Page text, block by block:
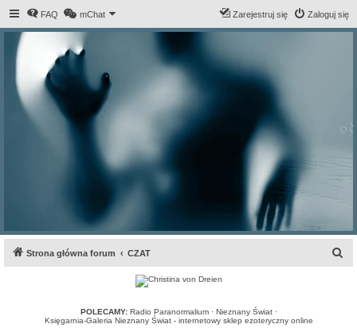
FAQ mChat Zaloguj się
Zarejestruj się
Strona główna forum CZAT
POLECAMY: Radio Paranormalium· Nieznany Świat·
Księgarnia-Galeria Nieznany Świat - internetowy sklep ezoteryczny online